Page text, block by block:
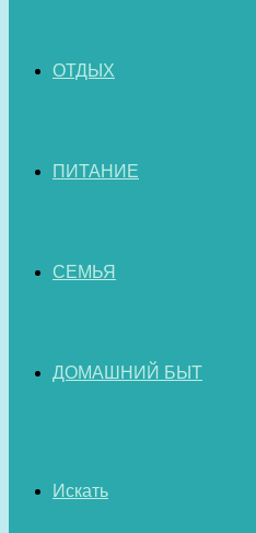
ОТДЫХ
ПИТАНИЕ
СЕМЬЯ
ДОМАШНИЙ БЫТ
Искать